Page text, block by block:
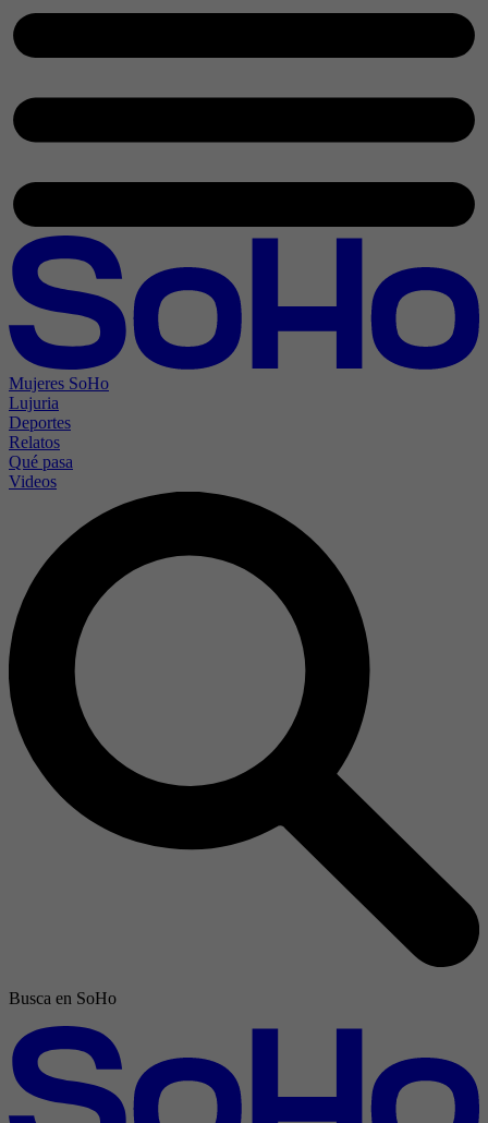
Mujeres SoHo
Lujuria
Deportes
Relatos
Qué pasa
Videos
Busca en SoHo